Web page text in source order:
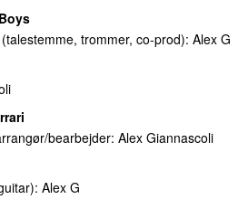
trommer, co-prod): Alex G
bearbejder: Alex Giannascoli
Alex G